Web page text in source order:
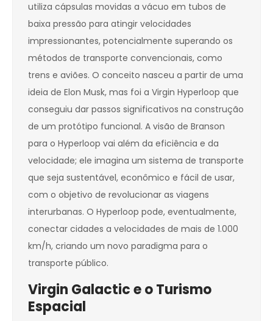
utiliza cápsulas movidas a vácuo em tubos de
baixa pressão para atingir velocidades
impressionantes, potencialmente superando os
métodos de transporte convencionais, como
trens e aviões. O conceito nasceu a partir de uma
ideia de Elon Musk, mas foi a Virgin Hyperloop que
conseguiu dar passos significativos na construção
de um protótipo funcional. A visão de Branson
para o Hyperloop vai além da eficiência e da
velocidade; ele imagina um sistema de transporte
que seja sustentável, econômico e fácil de usar,
com o objetivo de revolucionar as viagens
interurbanas. O Hyperloop pode, eventualmente,
conectar cidades a velocidades de mais de 1.000
km/h, criando um novo paradigma para o
transporte público.
Virgin Galactic e o Turismo
Espacial